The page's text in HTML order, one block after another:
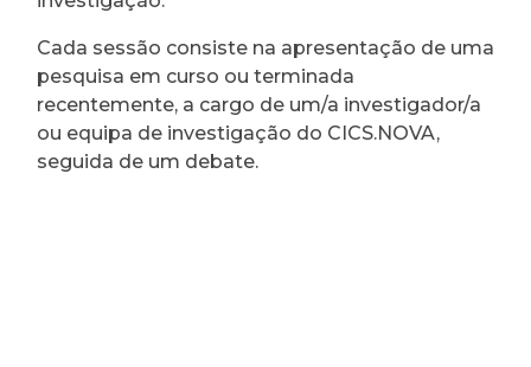
Cada sessão consiste na apresentação de uma
pesquisa em curso ou terminada
recentemente, a cargo de um/a investigador/a
ou equipa de investigação do CICS.NOVA,
seguida de um debate.